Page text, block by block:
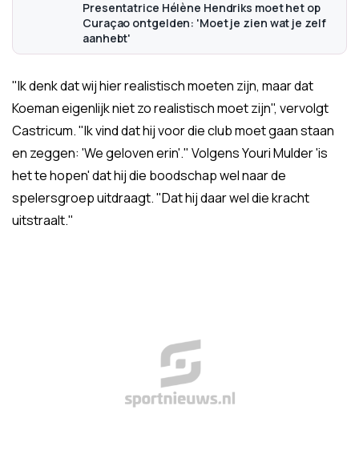
Presentatrice Hélène Hendriks moet het op
Curaçao ontgelden: 'Moet je zien wat je zelf
aanhebt'
"Ik denk dat wij hier realistisch moeten zijn, maar dat
Koeman eigenlijk niet zo realistisch moet zijn", vervolgt
Castricum. "Ik vind dat hij voor die club moet gaan staan
en zeggen: 'We geloven erin'." Volgens Youri Mulder 'is
het te hopen' dat hij die boodschap wel naar de
spelersgroep uitdraagt. "Dat hij daar wel die kracht
uitstraalt."